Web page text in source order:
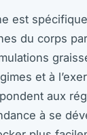
est
du corps
et à
aux
à se